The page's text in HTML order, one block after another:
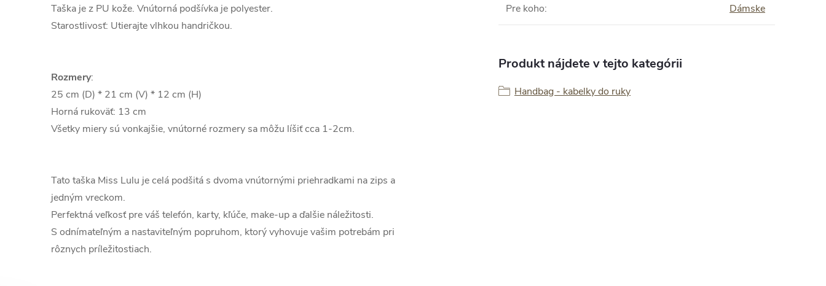
Taška je z PU kože. Vnútorná podšívka je polyester.
Starostlivosť: Utierajte vlhkou handričkou.
Rozmery:
25 cm (D) * 21 cm (V) * 12 cm (H)
Horná rukoväť: 13 cm
Všetky miery sú vonkajšie, vnútorné rozmery sa môžu líšiť cca 1-2cm.
Tato taška Miss Lulu je celá podšitá s dvoma vnútornými priehradkami na zips a
jedným vreckom.
Perfektná veľkosť pre váš telefón, karty, kľúče, make-up a ďalšie náležitosti.
S odnímateľným a nastaviteľným popruhom, ktorý vyhovuje vašim potrebám pri
rôznych príležitostiach.
Pre koho: Dámske
Produkt nájdete v tejto kategórii
Handbag - kabelky do ruky